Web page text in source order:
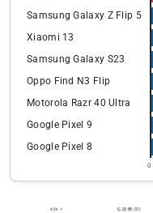
Samsung Galaxy Z Flip 5
Xiaomi 13
Samsung Galaxy S23
Oppo Find N3 Flip
Motorola Razr 40 Ultra
Google Pixel 9
Google Pixel 8
0